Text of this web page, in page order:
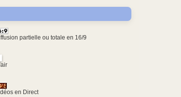
partielle ou totale en 16/9
en Direct